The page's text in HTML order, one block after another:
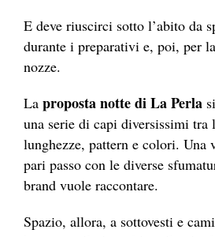
E deve riuscirci sotto l’abito da
durante i preparativi e, poi, per
nozze.
La proposta notte di La Perla
una serie di capi diversissimi tra
lunghezze, pattern e colori. Una
pari passo con le diverse
brand vuole raccontare.
Spazio, allora, a sottovesti e